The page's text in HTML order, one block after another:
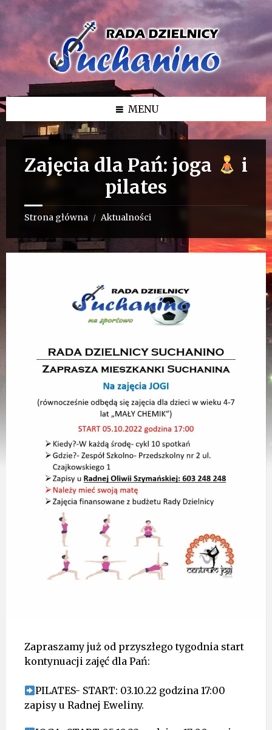
Przejdź
Przejdź
bocznego
Przejdź
MENU
Zajęcia dla Pań: joga
i
pilates
Strona główna / Aktualności
Zapraszamy już od przyszłego tygodnia start
kontynuacji zajęć dla Pań:
PILATES- START: 03.10.22 godzina 17:00
zapisy u Radnej Eweliny.